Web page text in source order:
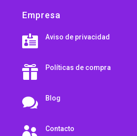
Empresa
 Aviso de privacidad
 Políticas de compra
 Blog
Contacto